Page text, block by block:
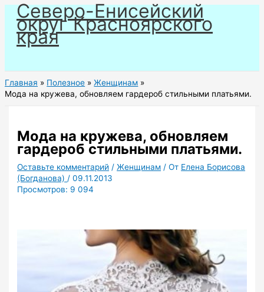
Перейти
содержимому
Северо-Енисейский
округ Красноярского
края
Главная Полезное
Женщинам
Мода на кружева, обновляем гардероб стильными платьями.
Мода на кружева, обновляем
гардероб стильными платьями.
Оставьте комментарий /Женщинам / От Елена Борисова
(Богданова) /09.11.2013
Просмотров: 9 094